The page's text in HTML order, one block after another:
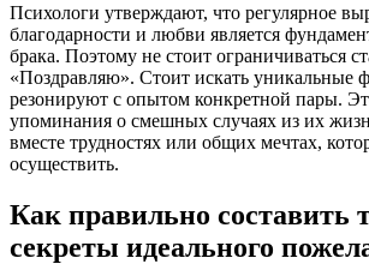
Психологи утверждают, что регулярное
благодарности и любви является
брака. Поэтому не стоит ограничиваться
«Поздравляю». Стоит искать уникальные
резонируют с опытом конкретной пары.
упоминания о смешных случаях из их
вместе трудностях или общих мечтах,
осуществить.
Как правильно составить
секреты идеального